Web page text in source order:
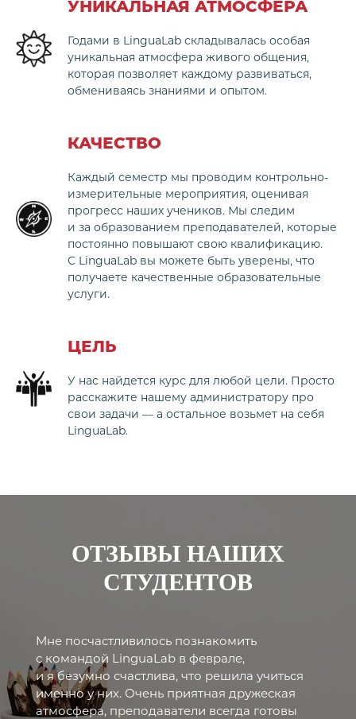
УНИКАЛЬНАЯ АТМОСФЕРА
Годами в LinguaLab складывалась особая
уникальная атмосфера живого общения,
которая позволяет каждому развиваться,
обмениваясь знаниями и опытом.
КАЧЕСТВО
Каждый семестр мы проводим контрольно-
измерительные мероприятия, оценивая
прогресс наших учеников. Мы следим
и за образованием преподавателей, которые
постоянно повышают свою квалификацию.
С LinguaLab вы можете быть уверены, что
получаете качественные образовательные
услуги.
ЦЕЛЬ
У нас найдется курс для любой цели. Просто
расскажите нашему администратору про
свои задачи — а остальное возьмет на себя
LinguaLab.
ОТЗЫВЫ НАШИХ
СТУДЕНТОВ
Мне посчастливилось познакомить
с командой LinguaLab в феврале,
и я безумно счастлива, что решила учиться
именно у них. Очень приятная дружеская
атмосфера, преподаватели всегда готовы